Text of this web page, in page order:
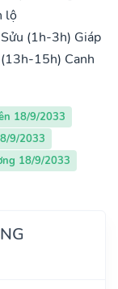
lộ
(1h-3h) Giáp
15h) Canh
18/9/2033
9/2033
18/9/2033